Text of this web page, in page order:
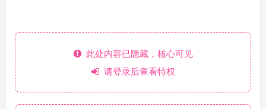
此处内容已隐藏，核心可见
请登录后查看特权